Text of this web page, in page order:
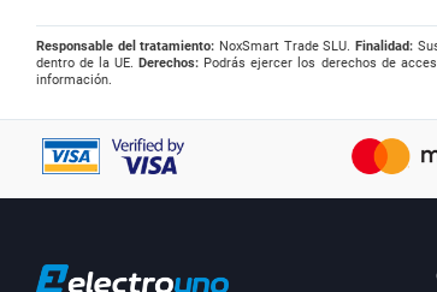
Responsable del tratamiento: NoxSmart Trade SLU. Finalidad:
dentro de la UE.Derechos: Podrás ejercer los derechos de
información.